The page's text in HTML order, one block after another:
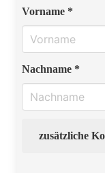
Vorname *
Nachname *
zusätzliche